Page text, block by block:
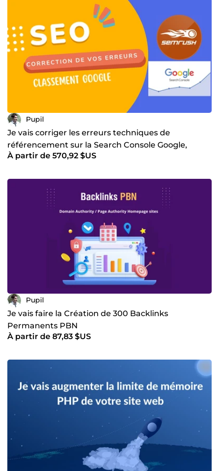
Pupil
Je vais corriger les erreurs techniques de
référencement sur la Search Console Google,
Semrush, Ahrefs
À partir de 570,92 $US
Pupil
Je vais faire la Création de 300 Backlinks
Permanents PBN
À partir de 87,83 $US